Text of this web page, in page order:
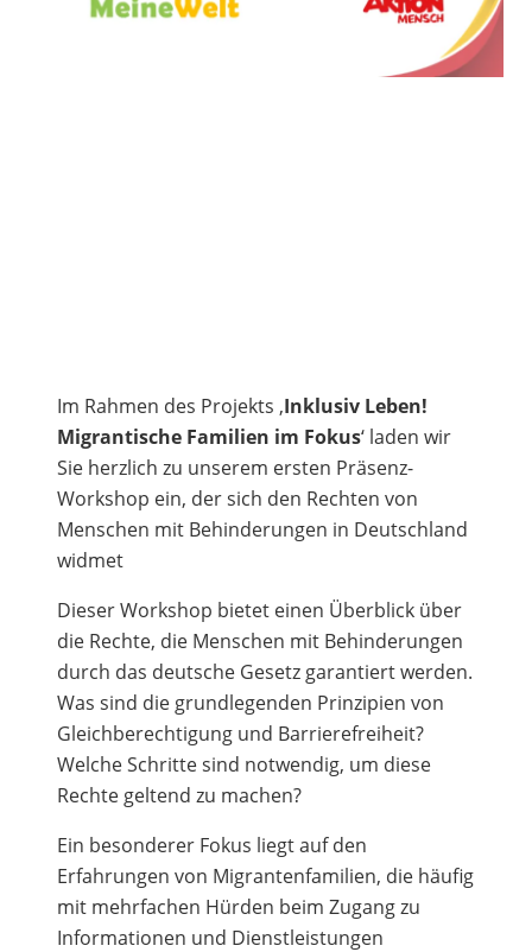
Im Rahmen des Projekts ‚Inklusiv Leben!
Migrantische Familien im Fokus‘ laden wir
Sie herzlich zu unserem ersten Präsenz-
Workshop ein, der sich den Rechten von
Menschen mit Behinderungen in Deutschland
widmet
Dieser Workshop bietet einen Überblick über
die Rechte, die Menschen mit Behinderungen
durch das deutsche Gesetz garantiert werden.
Was sind die grundlegenden Prinzipien von
Gleichberechtigung und Barrierefreiheit?
Welche Schritte sind notwendig, um diese
Rechte geltend zu machen?
Ein besonderer Fokus liegt auf den
Erfahrungen von Migrantenfamilien, die häufig
mit mehrfachen Hürden beim Zugang zu
Informationen und Dienstleistungen